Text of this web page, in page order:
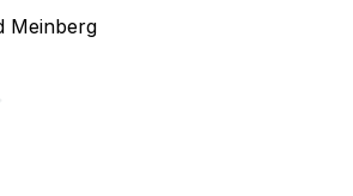
Meinberg